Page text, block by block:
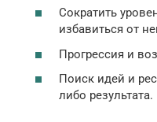
Сократить
избавиться от
Прогрессия и
Поиск идей и
либо результата.